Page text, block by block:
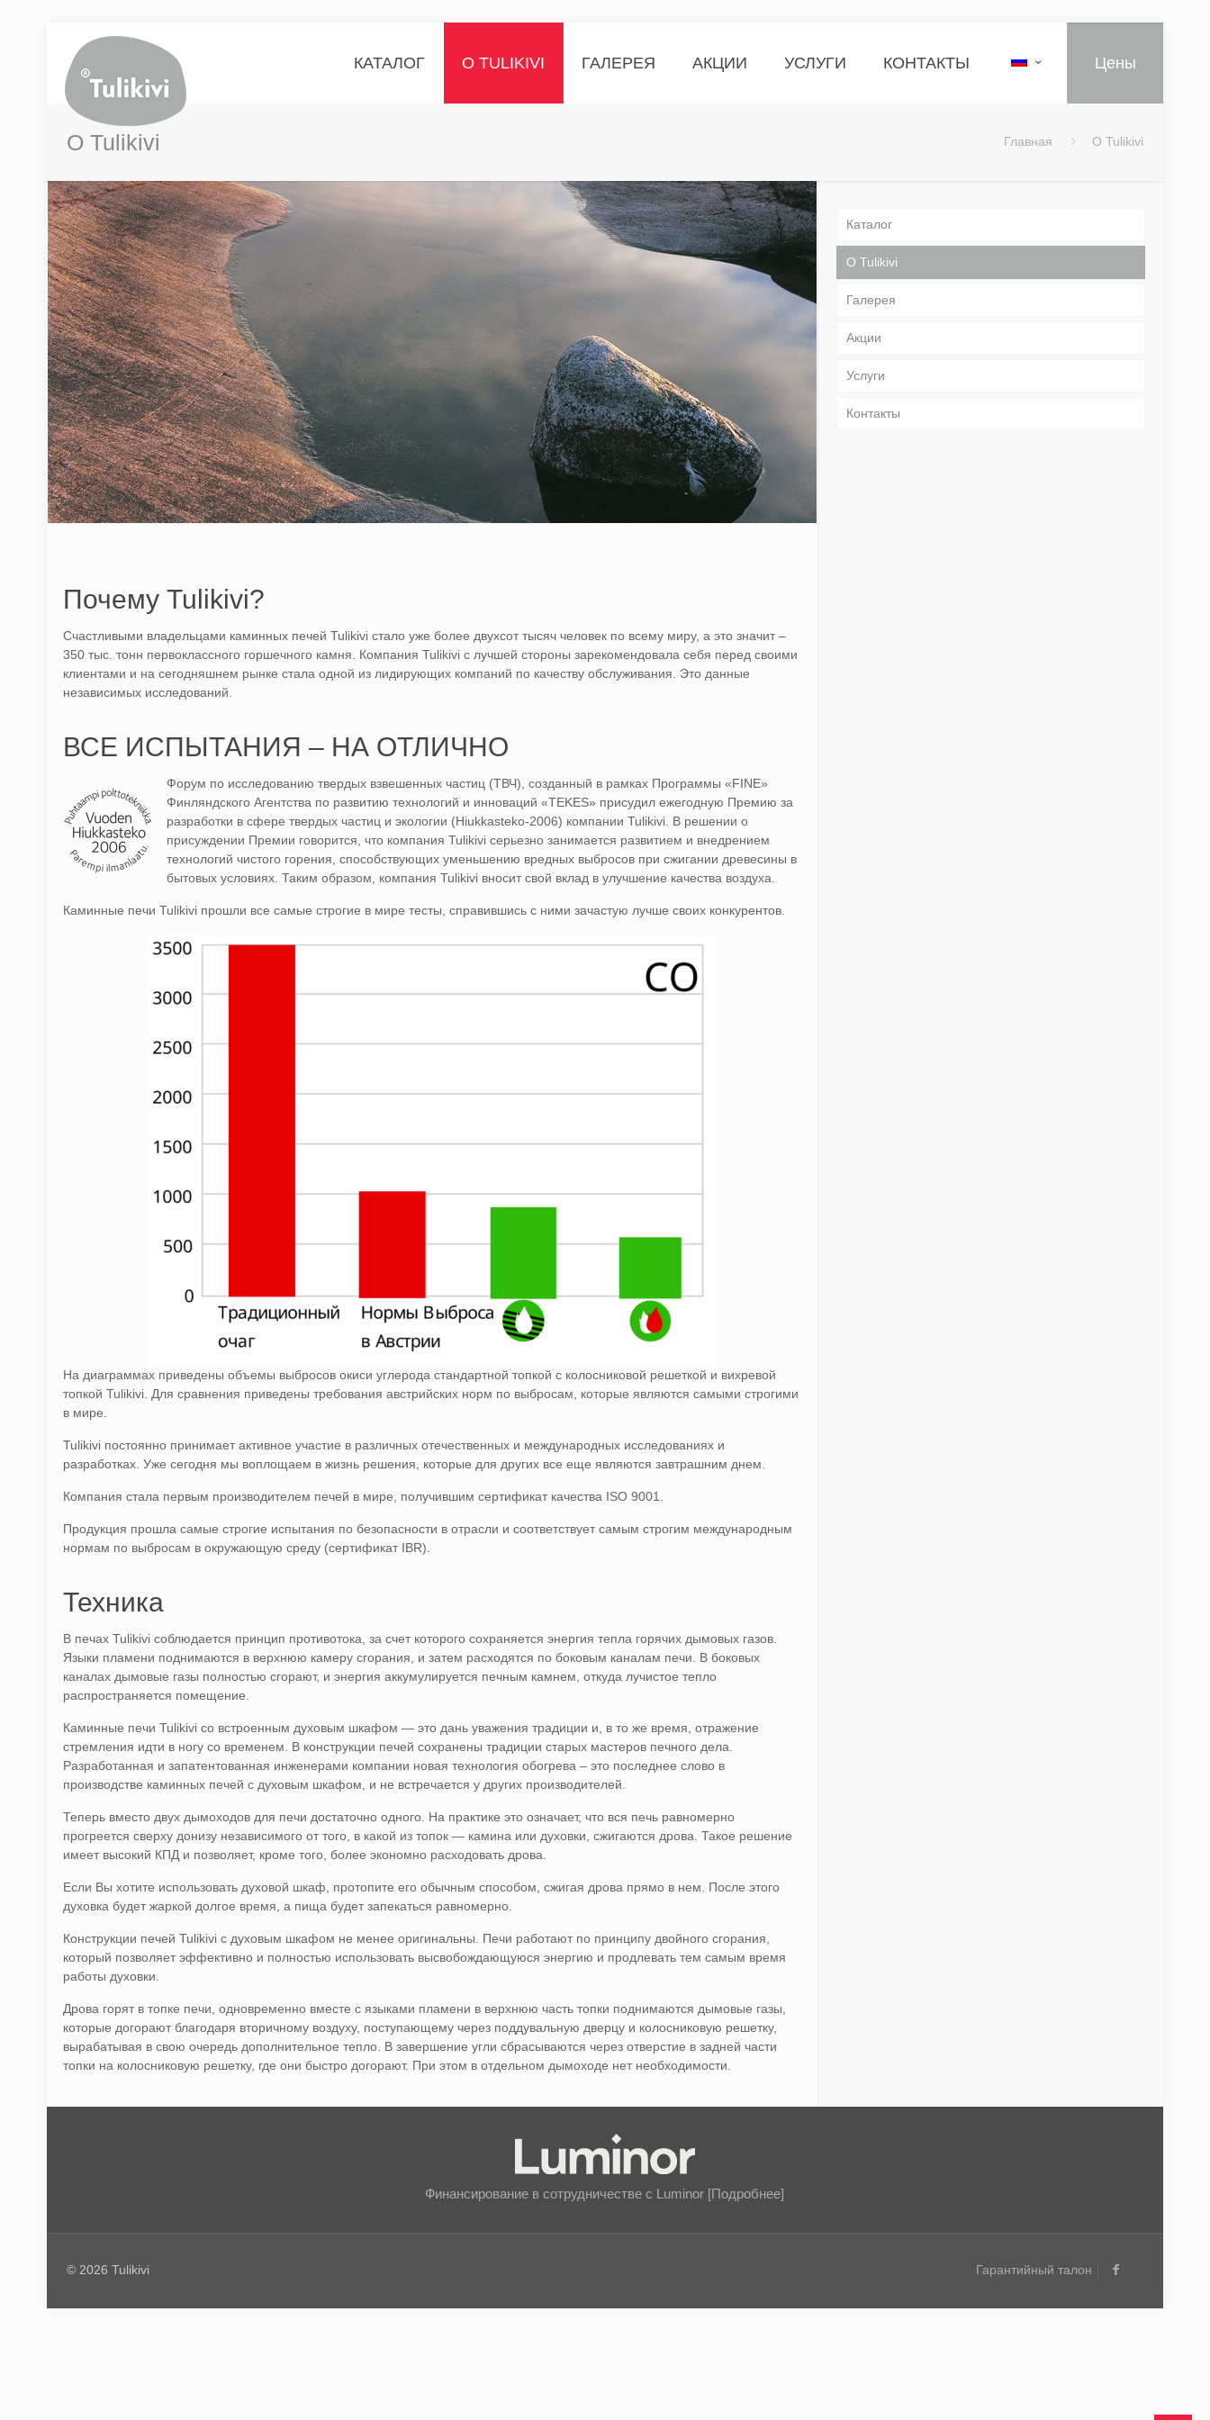
КАТАЛОГ О TULIKIVI ГАЛЕРЕЯ АКЦИИ УСЛУГИ КОНТАКТЫ Цены
О Tulikivi Главная О Tulikivi
Почему Tulikivi?
Счастливыми владельцами каминных печей Tulikivi стало уже более двухсот тысяч человек по всему миру, а это значит –
350 тыс. тонн первоклассного горшечного камня. Компания Tulikivi с лучшей стороны зарекомендовала себя перед своими
клиентами и на сегодняшнем рынке стала одной из лидирующих компаний по качеству обслуживания. Это данные
независимых исследований.
ВСЕ ИСПЫТАНИЯ – НА ОТЛИЧНО
Форум по исследованию твердых взвешенных частиц (ТВЧ), созданный в рамках Программы «FINE»
Финляндского Агентства по развитию технологий и инноваций «TEKES» присудил ежегодную Премию за
разработки в сфере твердых частиц и экологии (Hiukkasteko-2006) компании Tulikivi. В решении о
присуждении Премии говорится, что компания Tulikivi серьезно занимается развитием и внедрением
технологий чистого горения, способствующих уменьшению вредных выбросов при сжигании древесины в
бытовых условиях. Таким образом, компания Tulikivi вносит свой вклад в улучшение качества воздуха.
Каминные печи Tulikivi прошли все самые строгие в мире тесты, справившись с ними зачастую лучше своих конкурентов.
На диаграммах приведены объемы выбросов окиси углерода стандартной топкой с колосниковой решеткой и вихревой
топкой Tulikivi. Для сравнения приведены требования австрийских норм по выбросам, которые являются самыми строгими
в мире.
Tulikivi постоянно принимает активное участие в различных отечественных и международных исследованиях и
разработках. Уже сегодня мы воплощаем в жизнь решения, которые для других все еще являются завтрашним днем.
Компания стала первым производителем печей в мире, получившим сертификат качества ISO 9001.
Продукция прошла самые строгие испытания по безопасности в отрасли и соответствует самым строгим международным
нормам по выбросам в окружающую среду (сертификат IBR).
Техника
В печах Tulikivi соблюдается принцип противотока, за счет которого сохраняется энергия тепла горячих дымовых газов.
Языки пламени поднимаются в верхнюю камеру сгорания, и затем расходятся по боковым каналам печи. В боковых
каналах дымовые газы полностью сгорают, и энергия аккумулируется печным камнем, откуда лучистое тепло
распространяется помещение.
Каминные печи Tulikivi со встроенным духовым шкафом — это дань уважения традиции и, в то же время, отражение
стремления идти в ногу со временем. В конструкции печей сохранены традиции старых мастеров печного дела.
Разработанная и запатентованная инженерами компании новая технология обогрева – это последнее слово в
производстве каминных печей с духовым шкафом, и не встречается у других производителей.
Теперь вместо двух дымоходов для печи достаточно одного. На практике это означает, что вся печь равномерно
прогреется сверху донизу независимого от того, в какой из топок — камина или духовки, сжигаются дрова. Такое решение
имеет высокий КПД и позволяет, кроме того, более экономно расходовать дрова.
Если Вы хотите использовать духовой шкаф, протопите его обычным способом, сжигая дрова прямо в нем. После этого
духовка будет жаркой долгое время, а пища будет запекаться равномерно.
Конструкции печей Tulikivi с духовым шкафом не менее оригинальны. Печи работают по принципу двойного сгорания,
который позволяет эффективно и полностью использовать высвобождающуюся энергию и продлевать тем самым время
работы духовки.
Дрова горят в топке печи, одновременно вместе с языками пламени в верхнюю часть топки поднимаются дымовые газы,
которые догорают благодаря вторичному воздуху, поступающему через поддувальную дверцу и колосниковую решетку,
вырабатывая в свою очередь дополнительное тепло. В завершение угли сбрасываются через отверстие в задней части
топки на колосниковую решетку, где они быстро догорают. При этом в отдельном дымоходе нет необходимости.
Каталог
О Tulikivi
Галерея
Акции
Услуги
Контакты
Финансирование в сотрудничестве с Luminor [Подробнее]
© 2026 Tulikivi Гарантийный талон